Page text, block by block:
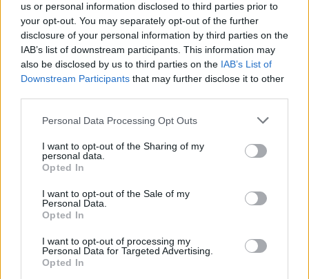
us or personal information disclosed to third parties prior to
your opt-out. You may separately opt-out of the further
disclosure of your personal information by third parties on the
IAB’s list of downstream participants. This information may
also be disclosed by us to third parties on the IAB’s List of
Downstream Participants that may further disclose it to other
Please note that this website/app uses one or more Google
not limited to your visit or usage behaviour. You may click to
grant or deny consent to Google and its third-party tags to
use your data for below specified purposes in below Google
consent section.
Personal Data Processing Opt Outs
I want to opt-out of the Sharing of my
personal data.
Opted In
I want to opt-out of the Sale of my
Personal Data.
Opted In
I want to opt-out of processing my
Personal Data for Targeted Advertising.
Opted In
Randi tippek a 30-as évekből: ennyit
változott a világ közel száz év alatt